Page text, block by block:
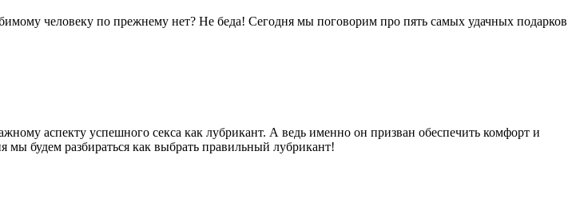
человеку по прежнему нет? Не беда! Сегодня мы поговорим про пять самых удачных подарков
аспекту успешного секса как лубрикант. А ведь именно он призван обеспечить комфорт и
будем разбираться как выбрать правильный лубрикант!